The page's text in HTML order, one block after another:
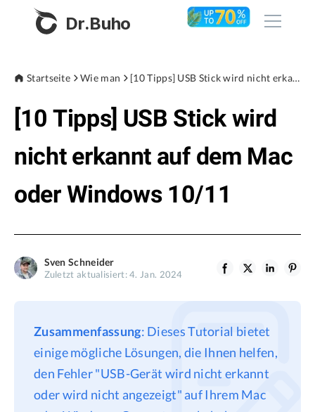
Dr.Buho
Produkte
BuhoCleaner
BuhoRepair
BuhoLaunchpad
Store
Blog
Datenschutz
Rechtliches
Refund Policy
Startseite Wie man [10 Tipps] USB Stick wird nicht erkannt auf dem Mac oder Windows 10/11
[10 Tipps] USB Stick wird
nicht erkannt auf dem Mac
oder Windows 10/11
Sven Schneider
Zuletzt aktualisiert: 4. Jan. 2024
Zusammenfassung: Dieses Tutorial bietet
einige mögliche Lösungen, die Ihnen helfen,
den Fehler "USB-Gerät wird nicht erkannt
oder wird nicht angezeigt" auf Ihrem Mac